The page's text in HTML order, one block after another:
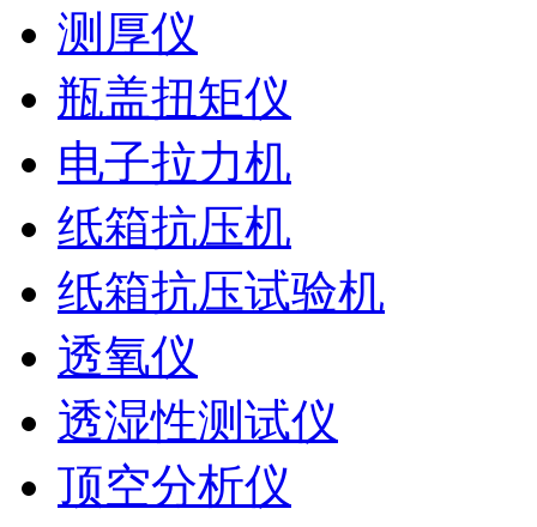
测厚仪
瓶盖扭矩仪
电子拉力机
纸箱抗压机
纸箱抗压试验机
透氧仪
透湿性测试仪
顶空分析仪